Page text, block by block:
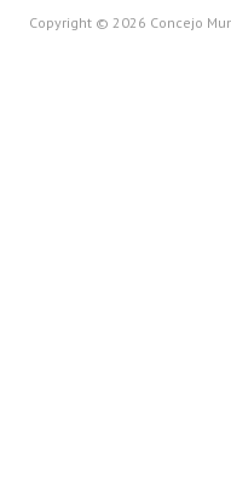
Copyright © 2026 Concejo